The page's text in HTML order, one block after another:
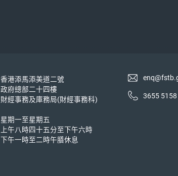
香港添馬添美道二號
政府總部二十四樓
財經事務及庫務局(財經事務科)
星期一至星期五
上午八時四十五分至下午六時
下午一時至二時午膳休息
3655 5158